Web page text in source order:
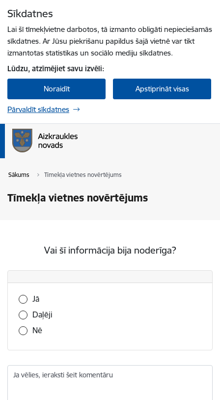
Sīkdatnes
Lai šī tīmekļvietne darbotos, tā izmanto obligāti nepieciešamās
sīkdatnes. Ar Jūsu piekrišanu papildus šajā vietnē var tikt
izmantotas statistikas un sociālo mediju sīkdatnes.
Lūdzu, atzīmējiet savu izvēli:
Noraidīt Apstiprināt visas
Pārvaldīt sīkdatnes
Sākums Tīmekļa vietnes novērtējums
Tīmekļa vietnes novērtējums
Vai šī informācija bija noderīga?
Vai šī informācija bija noderīga?
Jā
Daļēji
Nē
Ja vēlies, ieraksti šeit komentāru